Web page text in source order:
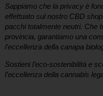
Sappiamo che la privacy è
effettuato sul nostro CBD
pacchi totalmente neutri. Che
provincia, garantiamo una
l’eccellenza della canapa
Sostieni l’eco-sostenibilità e
l’eccellenza della cannabis